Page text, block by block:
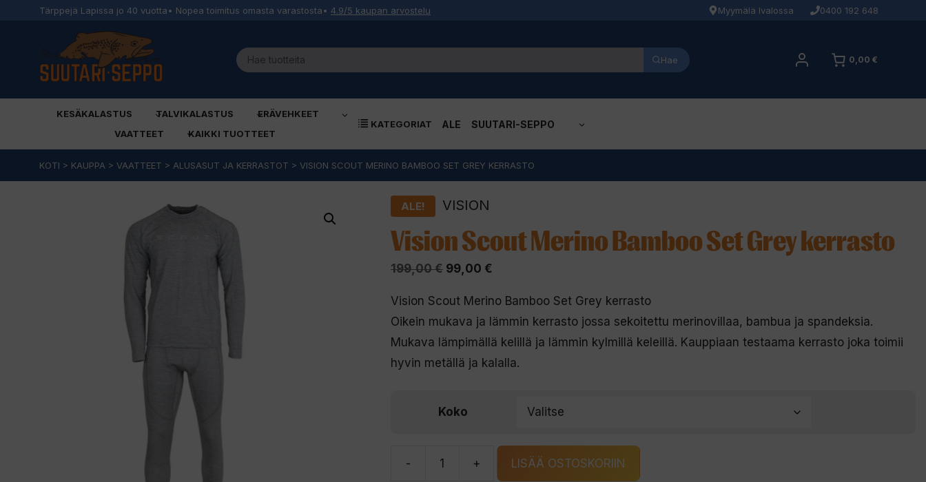
Tärppejä Lapissa jo 40 vuotta• Nopea toimitus omasta varastosta• 4.9/5 kaupan arvostelu Myymälä Ivalossa 0400 192 648
Hae 0,00 €
KESÄKALASTUS TALVIKALASTUS
ERÄVEHKEET
VAATTEET
KAIKKI TUOTTEET
KATEGORIAT ALE SUUTARI-SEPPO
sisältöön
KOTI > KAUPPA > VAATTEET > ALUSASUT JA KERRASTOT > VISION SCOUT MERINO BAMBOO SET GREY KERRASTO
ALE! VISION
Vision Scout Merino Bamboo Set Grey kerrasto
199,00€ Alkuperäinen
oli:
199,00 €.
99,00 €Nykyinen
on:
99,00 €.
Vision Scout Merino Bamboo Set Grey kerrasto
Oikein mukava ja lämmin kerrasto jossa sekoitettu merinovillaa, bambua ja spandeksia.
Mukava lämpimällä kelillä ja lämmin kylmillä keleillä. Kauppiaan testaama kerrasto joka toimii
hyvin metällä ja kalalla.
Koko
- + LISÄÄ OSTOSKORIIN